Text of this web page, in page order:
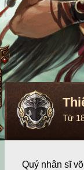
Từ
Quý nhân sĩ